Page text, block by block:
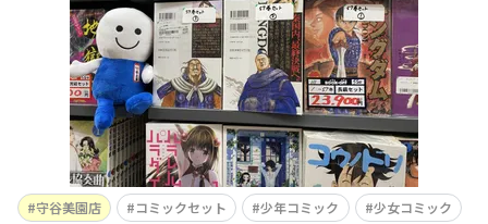
守谷美園店 コミックセット 少年コミック
少女コミック